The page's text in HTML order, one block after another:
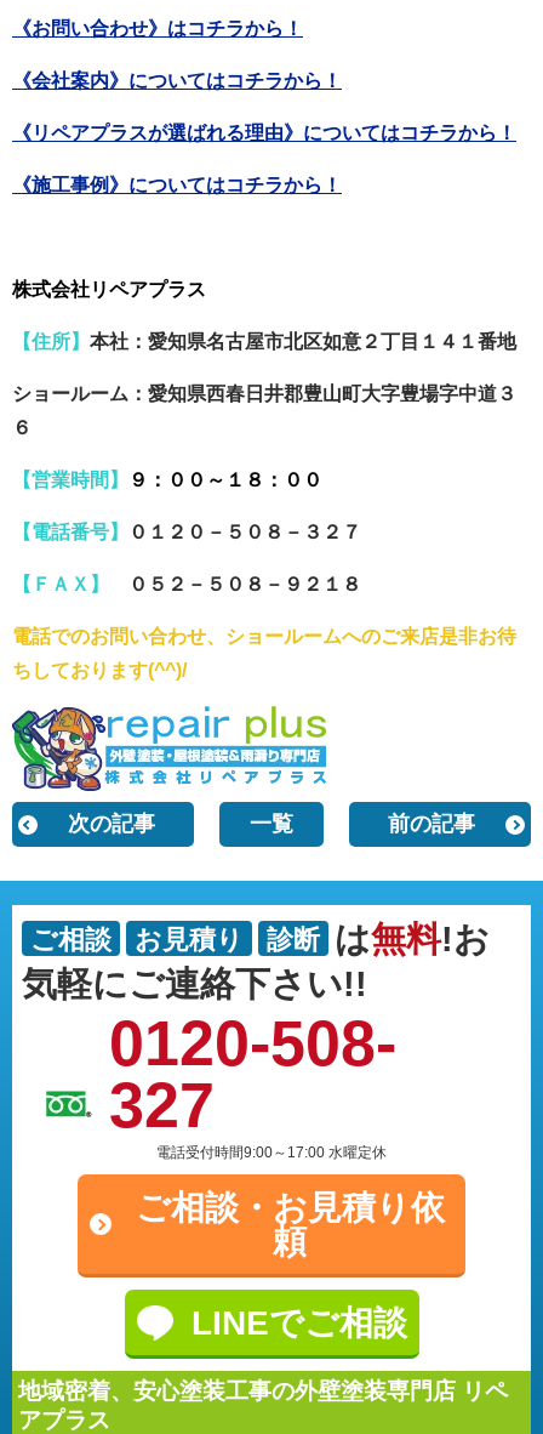
《お問い合わせ》はコチラから！
《会社案内》についてはコチラから！
《リペアプラスが選ばれる理由》についてはコチラから！
《施工事例》についてはコチラから！
株式会社リペアプラス
【住所】 本社：愛知県名古屋市北区如意２丁目１４１番地
ショールーム：愛知県西春日井郡豊山町大字豊場字中道３
６
【営業時間】 ９：００～１８：００
【電話番号】 ０１２０－５０８－３２７
【ＦＡＸ】 ０５２－５０８－９２１８
電話でのお問い合わせ、ショールームへのご来店是非お待
ちしております(^^)/
次の記事 一覧 前の記事
ご相談 お見積り 診断 は無料!お
気軽にご連絡下さい!!
0120-508-
327
電話受付時間9:00～17:00 水曜定休
ご相談・ お見積り依
頼
LINEでご相談
地域密着、安心塗装工事の外壁塗装専門店 リペ
アプラス